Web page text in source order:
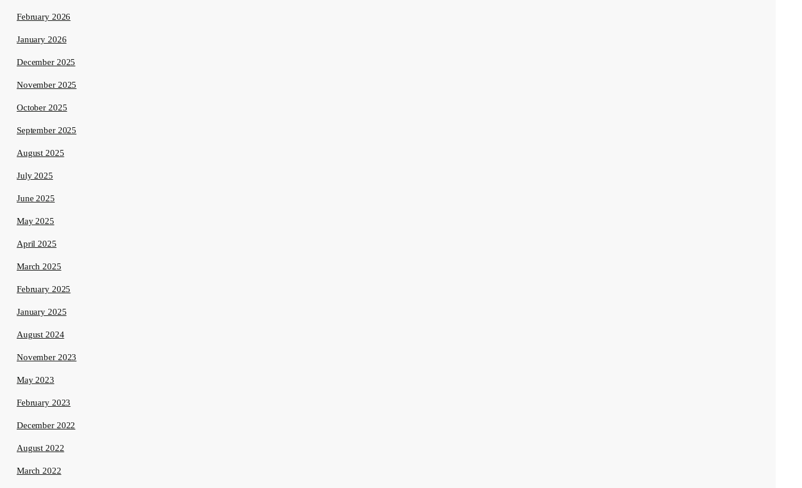
February 2026
January 2026
December 2025
November 2025
October 2025
September 2025
August 2025
July 2025
June 2025
May 2025
April 2025
March 2025
February 2025
January 2025
August 2024
November 2023
May 2023
February 2023
December 2022
August 2022
March 2022